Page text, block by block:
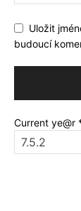
Uložit
budoucí
Current ye@r